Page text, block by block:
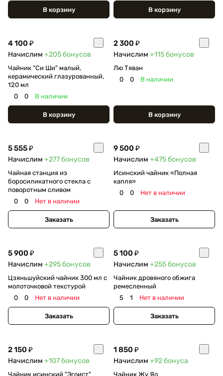
В корзину В корзину
4 100 ₽
Начислим +205бонусов
Чайник "Си Ши" малый,
керамический глазурованный,
120 мл
0
0 В наличии
В корзину
2 300 ₽
Начислим +115бонусов
Лю Тяван
0
0 В наличии
В корзину
5 555 ₽
Начислим +277бонусов
Чайная станция из
боросиликатного стекла с
поворотным сливом
0
0 Нет в наличии
Заказать
9 500 ₽
Начислим +475бонусов
Исинский чайник «Полная
капля»
0
0 Нет в наличии
Заказать
5 900 ₽
Начислим +295бонусов
Цзяньшуйский чайник 300 мл с
молоточковой текстурой
0
0 Нет в наличии
Заказать
5 100 ₽
Начислим +255бонусов
Чайник дровяного обжига
ремесленный
5
1 Нет в наличии
Заказать
2 150 ₽
Начислим +107бонусов
Чайник исинский "Эгоист"
1 850 ₽
Начислим +92бонуса
Чайник Жу Яо